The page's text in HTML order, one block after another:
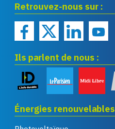
renouvelables
Retrouvez-nous sur :
Ils parlent de nous :
Énergies renouvelables